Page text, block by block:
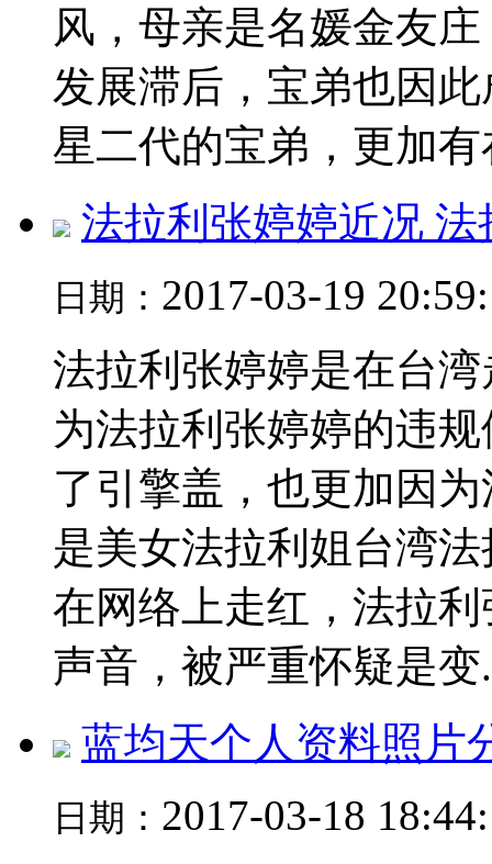
风，母亲是名媛金友
发展滞后，宝弟也因
星二代的宝弟，更加有
法拉利张婷婷近况
日期： 2017-03-19
法拉利张婷婷是在台
为法拉利张婷婷的违
了引擎盖，也更加因
是美女法拉利姐台湾
在网络上走红，法拉
声音，被严重怀疑是变
蓝均天个人资料照片
日期： 2017-03-18